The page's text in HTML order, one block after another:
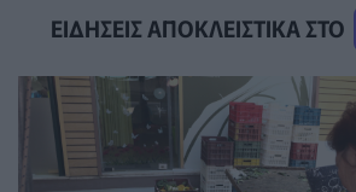
ΕΙΔΗΣΕΙΣ ΑΠΟΚΛΕΙΣΤΙΚΑ ΣΤΟ